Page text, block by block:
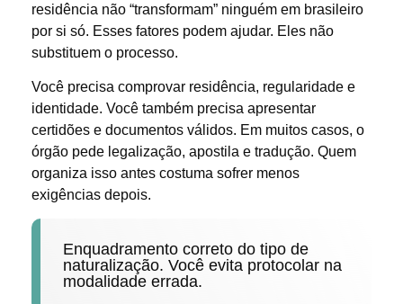
residência não “transformam” ninguém em brasileiro
por si só. Esses fatores podem ajudar. Eles não
substituem o processo.
Você precisa comprovar residência, regularidade e
identidade. Você também precisa apresentar
certidões e documentos válidos. Em muitos casos, o
órgão pede legalização, apostila e tradução. Quem
organiza isso antes costuma sofrer menos
exigências depois.
Enquadramento correto do tipo de
naturalização. Você evita protocolar na
modalidade errada.